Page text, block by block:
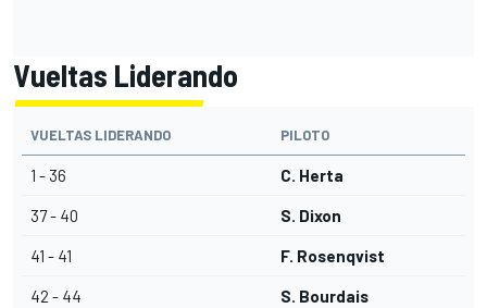
Vueltas Liderando
VUELTAS LIDERANDO PILOTO
1 - 36 C. Herta
37 - 40 S. Dixon
41 - 41 F. Rosenqvist
42 - 44 S. Bourdais